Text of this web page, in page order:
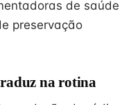
de saúde
preservação
na rotina